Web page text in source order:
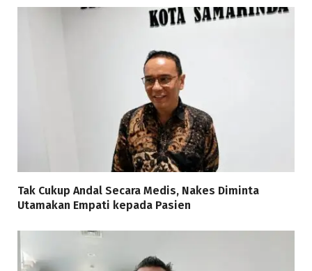
Tak Cukup Andal Secara Medis, Nakes Diminta
Utamakan Empati kepada Pasien